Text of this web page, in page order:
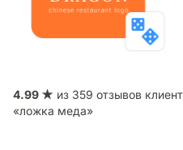
4.99 ★ из 359 отзывов
«ложка меда»